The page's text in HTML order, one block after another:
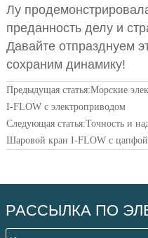
Лу
преданность делу и
Давайте отпразднуем
сохраним динамику!
Предыдущая статья:Морские
I-FLOW с электроприводом
Следующая статья:Точность и
Шаровой кран I-FLOW с цапфой
РАССЫЛКА ПО